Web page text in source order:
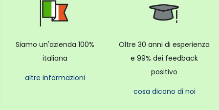
Siamo un'azienda 100%
italiana
altre informazioni
Oltre 30 anni di esperienza
e 99% dei feedback
positivo
cosa dicono di noi